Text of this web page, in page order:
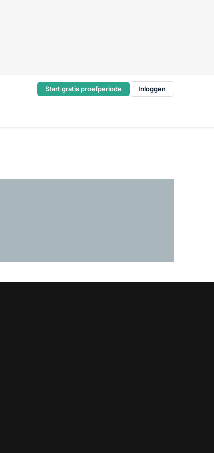
Start gratis proefperiode Inloggen